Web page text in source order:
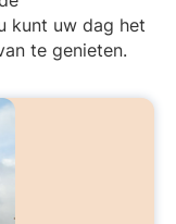
kunt uw dag het
te genieten.